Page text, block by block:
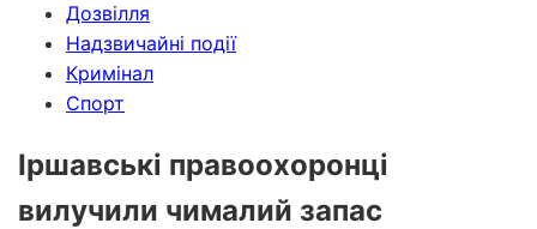
Дозвілля
Надзвичайні події
Кримінал
Спорт
Іршавські правоохоронці
вилучили чималий запас